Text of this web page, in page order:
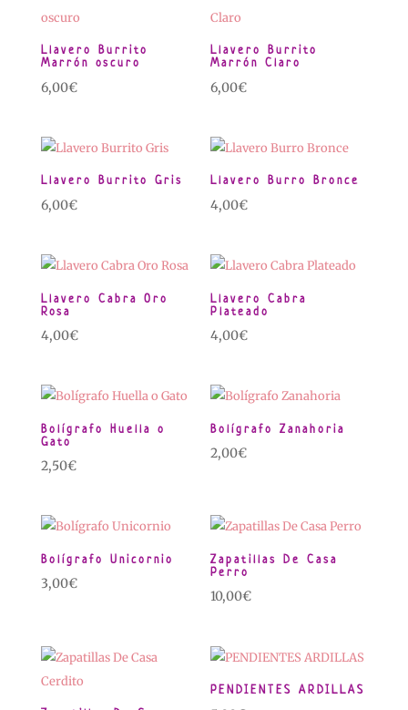
Llavero Burrito
Marrón oscuro
6,00€
Llavero Burrito
Marrón Claro
6,00€
Llavero Burrito Gris
6,00€
Llavero Burro Bronce
4,00€
Llavero Cabra Oro
Rosa
4,00€
Llavero Cabra
Plateado
4,00€
Bolígrafo Huella o
Gato
2,50€
Bolígrafo Zanahoria
2,00€
Bolígrafo Unicornio
3,00€
Zapatillas De Casa
Perro
10,00€
PENDIENTES ARDILLAS